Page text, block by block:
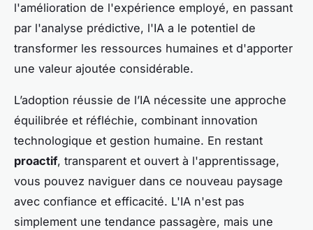
l'amélioration de l'expérience employé, en passant
par l'analyse prédictive, l'IA a le potentiel de
transformer les ressources humaines et d'apporter
une valeur ajoutée considérable.
L’adoption réussie de l’IA nécessite une approche
équilibrée et réfléchie, combinant innovation
technologique et gestion humaine. En restant
proactif, transparent et ouvert à l'apprentissage,
vous pouvez naviguer dans ce nouveau paysage
avec confiance et efficacité. L'IA n'est pas
simplement une tendance passagère, mais une